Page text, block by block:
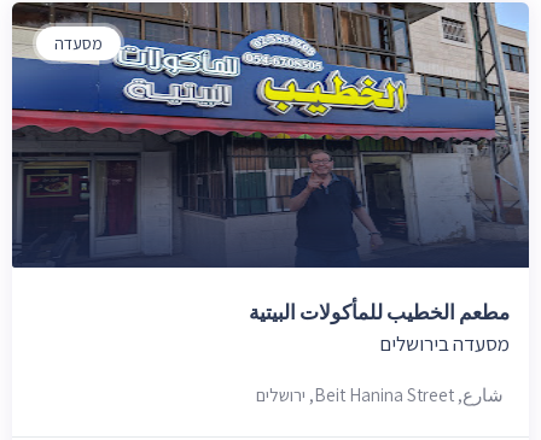
מסעדה
مطعم الخطيب للمأكولات البيتية
מסעדה בירושלים
شارع, Beit Hanina Street, ירושלים